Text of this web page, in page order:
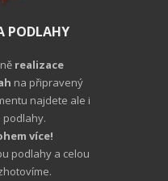
PODLAHY
realizace
na připravený
najdete ale i
podlahy.
více!
podlahy a celou